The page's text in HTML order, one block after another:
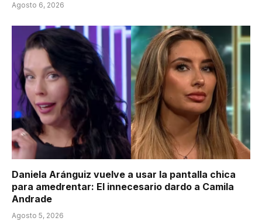
Agosto 6, 2026
Daniela Aránguiz vuelve a usar la pantalla chica
para amedrentar: El innecesario dardo a Camila
Andrade
Agosto 5, 2026